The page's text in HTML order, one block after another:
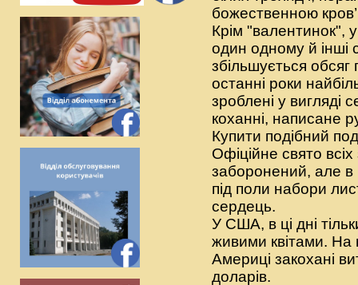
божественною
Крім "валентинок",
один одному й інші
збільшується
останні роки
зроблені у вигляді
коханні, написане
Купити подібний
Офіційне свято всіх
заборонений, але в
під поли набори
сердець.
У США, в ці дні
живими квітами. На
Америці закохані
доларів.